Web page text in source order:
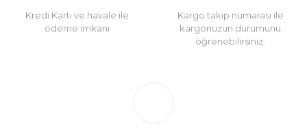
Kredi Kartı ve havale ile
ödeme imkanı
Kargo takip numarası ile
kargonuzun durumunu
öğrenebilirsiniz.